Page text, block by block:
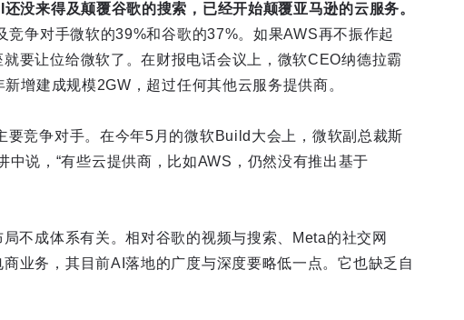
还没来得及颠覆谷歌的搜索，已经开始颠覆亚马逊的云服务。
争对手微软的39%和谷歌的37%。如果AWS再不振作起
要让位给微软了。在财报电话会议上，微软CEO纳德拉霸
新增建成规模2GW，超过任何其他云服务提供商。
竞争对手。在今年5月的微软Build大会上，微软副总裁斯
中说，“有些云提供商，比如AWS，仍然没有推出基于
不成体系有关。相对谷歌的视频与搜索、Meta的社交网
业务，其目前AI落地的广度与深度要略低一点。它也缺乏自